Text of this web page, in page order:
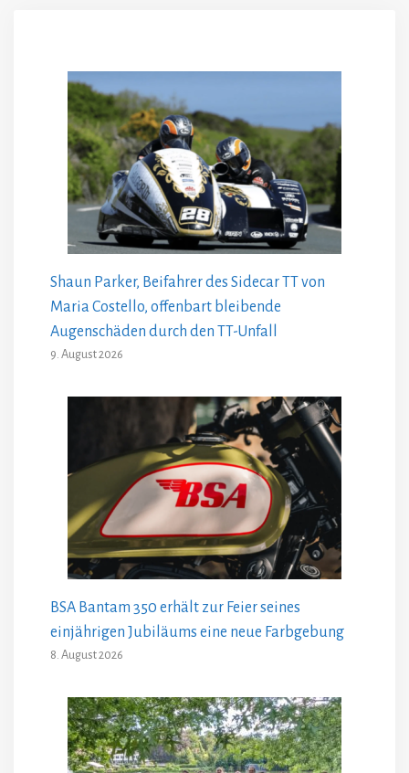
Shaun Parker, Beifahrer des Sidecar TT von
Maria Costello, offenbart bleibende
Augenschäden durch den TT-Unfall
9. August 2026
BSA Bantam 350 erhält zur Feier seines
einjährigen Jubiläums eine neue Farbgebung
8. August 2026